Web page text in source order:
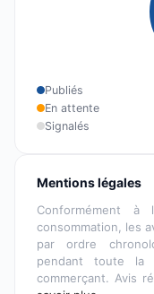
Publiés
En attente
Signalés
Mentions légales
Conformément
consommation, les
par ordre
pendant toute la
commerçant. Avis